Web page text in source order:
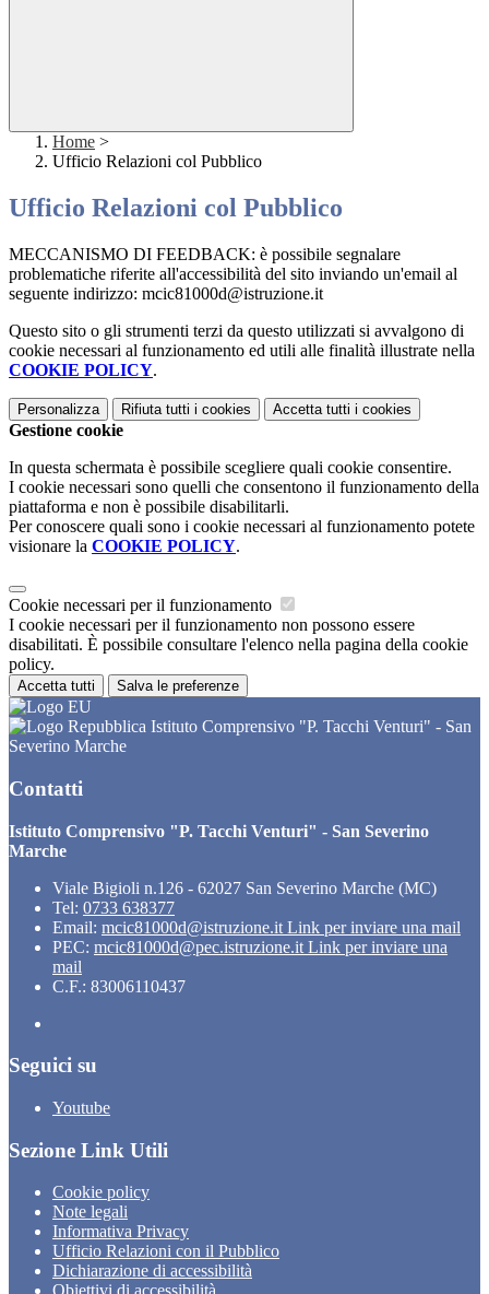
Home >
Ufficio Relazioni col Pubblico
Ufficio Relazioni col Pubblico
MECCANISMO DI FEEDBACK: è possibile segnalare
problematiche riferite all'accessibilità del sito inviando un'email al
seguente indirizzo: mcic81000d@istruzione.it
Questo sito o gli strumenti terzi da questo utilizzati si avvalgono di
cookie necessari al funzionamento ed utili alle finalità illustrate nella
COOKIE POLICY.
Personalizza Rifiuta tutti i cookies Accetta tutti i cookies
Gestione cookie
In questa schermata è possibile scegliere quali cookie consentire.
I cookie necessari sono quelli che consentono il funzionamento della
piattaforma e non è possibile disabilitarli.
Per conoscere quali sono i cookie necessari al funzionamento potete
visionare la COOKIE POLICY.
Cookie necessari per il funzionamento
I cookie necessari per il funzionamento non possono essere
disabilitati. È possibile consultare l'elenco nella pagina della cookie
policy.
Accetta tutti Salva le preferenze
Istituto Comprensivo "P. Tacchi Venturi" - San
Severino Marche
Contatti
Istituto Comprensivo "P. Tacchi Venturi" - San Severino
Marche
Viale Bigioli n.126 - 62027 San Severino Marche (MC)
Tel: 0733 638377
Email: mcic81000d@istruzione.it Link per inviare una mail
PEC: mcic81000d@pec.istruzione.it Link per inviare una
mail
C.F.: 83006110437
Seguici su
Youtube
Sezione Link Utili
Cookie policy
Note legali
Informativa Privacy
Ufficio Relazioni con il Pubblico
Dichiarazione di accessibilità